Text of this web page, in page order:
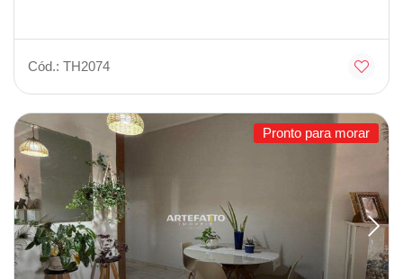
Cód.: TH2074
Pronto para morar